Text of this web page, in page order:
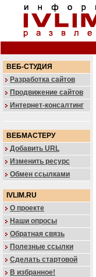
ВЕБ-СТУДИЯ
Разработка сайтов
Продвижение сайтов
Интернет-консалтинг
ВЕБМАСТЕРУ
Добавить URL
Изменить ресурс
Обмен ссылками
IVLIM.RU
О проекте
Наши опросы
Обратная связь
Полезные ссылки
Сделать стартовой
В избранное!